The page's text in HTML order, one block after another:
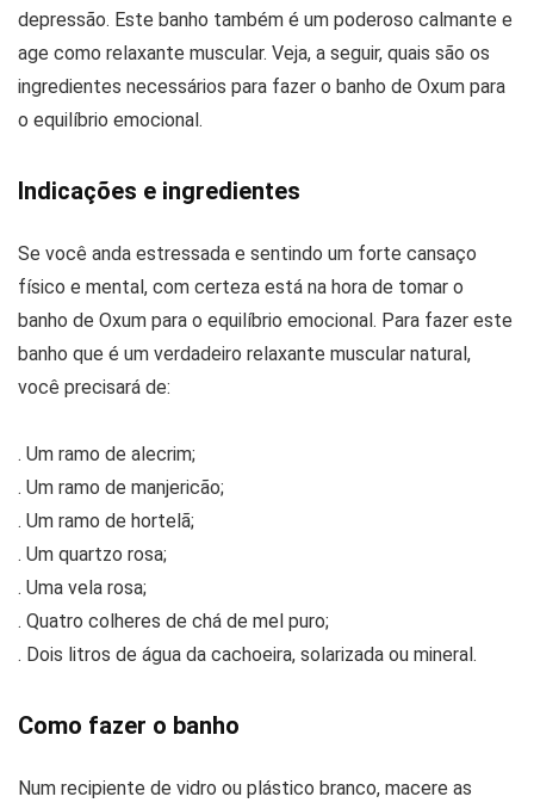
depressão. Este banho também é um poderoso calmante e
age como relaxante muscular. Veja, a seguir, quais são os
ingredientes necessários para fazer o banho de Oxum para
o equilíbrio emocional.
Indicações e ingredientes
Se você anda estressada e sentindo um forte cansaço
físico e mental, com certeza está na hora de tomar o
banho de Oxum para o equilíbrio emocional. Para fazer este
banho que é um verdadeiro relaxante muscular natural,
você precisará de:
. Um ramo de alecrim;
. Um ramo de manjericão;
. Um ramo de hortelã;
. Um quartzo rosa;
. Uma vela rosa;
. Quatro colheres de chá de mel puro;
. Dois litros de água da cachoeira, solarizada ou mineral.
Como fazer o banho
Num recipiente de vidro ou plástico branco, macere as